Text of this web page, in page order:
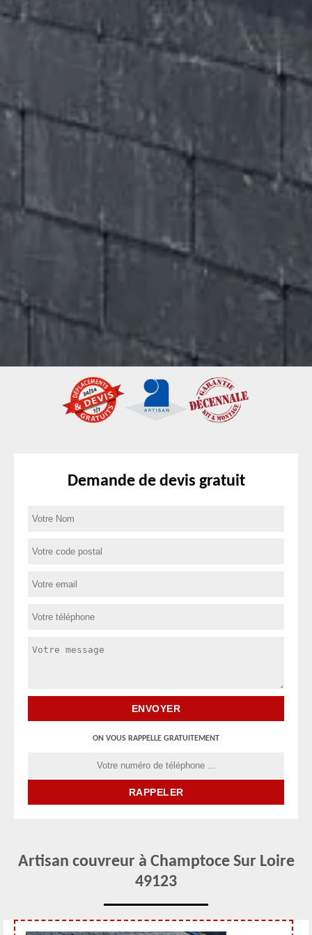
Demande de devis gratuit
ON VOUS RAPPELLE GRATUITEMENT
Artisan couvreur à Champtoce Sur Loire
49123